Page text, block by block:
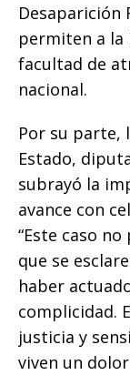
Desaparición
permiten a la
facultad de
nacional.
Por su parte,
Estado,
subrayó la
avance con
“Este caso
que se
haber
complicidad.
justicia y
viven un